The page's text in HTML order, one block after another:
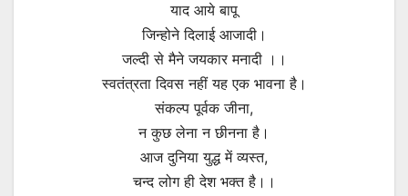
याद आये बापू
जिन्होने दिलाई आजादी।
जल्दी से मैने जयकार मनादी ।।
स्वतंत्रता दिवस नहीं यह एक भावना है।
संकल्प पूर्वक जीना,
न कुछ लेना न छीनना है।
आज दुनिया युद्ध में व्यस्त,
चन्द लोग ही देश भक्त है।।